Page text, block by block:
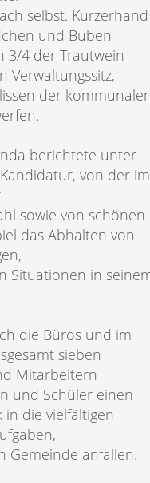
selbst. Kurzerhand
und Buben
3/4 der Trautwein-
Verwaltungssitz,
der
berichtete unter
von der im
sowie von schönen
das Abhalten von
Situationen in
die Büros und im
sieben
Mitarbeitern
und Schüler einen
die vielfältigen
Gemeinde anfallen.